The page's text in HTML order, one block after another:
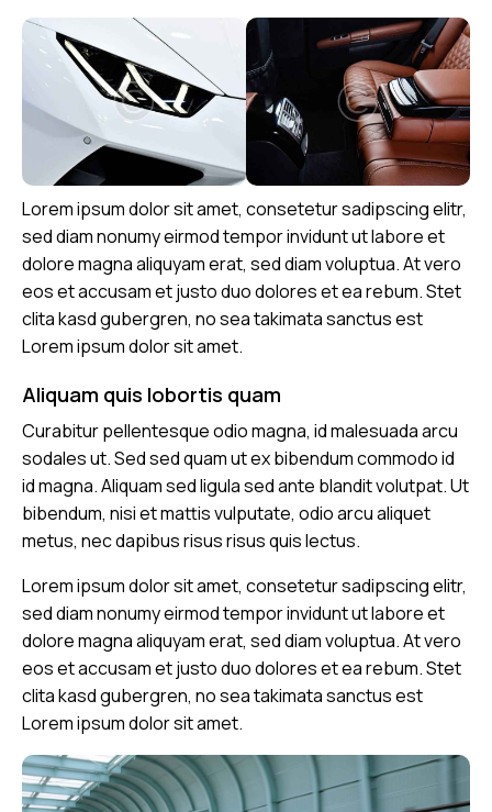
Lorem ipsum dolor sit amet, consetetur sadipscing elitr,
sed diam nonumy eirmod tempor invidunt ut labore et
dolore magna aliquyam erat, sed diam voluptua. At vero
eos et accusam et justo duo dolores et ea rebum. Stet
clita kasd gubergren, no sea takimata sanctus est
Lorem ipsum dolor sit amet.
Aliquam quis lobortis quam
Curabitur pellentesque odio magna, id malesuada arcu
sodales ut. Sed sed quam ut ex bibendum commodo id
id magna. Aliquam sed ligula sed ante blandit volutpat. Ut
bibendum, nisi et mattis vulputate, odio arcu aliquet
metus, nec dapibus risus risus quis lectus.
Lorem ipsum dolor sit amet, consetetur sadipscing elitr,
sed diam nonumy eirmod tempor invidunt ut labore et
dolore magna aliquyam erat, sed diam voluptua. At vero
eos et accusam et justo duo dolores et ea rebum. Stet
clita kasd gubergren, no sea takimata sanctus est
Lorem ipsum dolor sit amet.